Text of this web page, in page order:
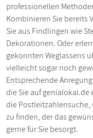
professionellen
Kombinieren Sie bereits
Sie aus Findlingen wie
Dekorationen. Oder
gekonnten Weglassens
vielleicht sogar noch
Entsprechende
die Sie auf genialokal.de
die
zu finden, der das
gerne für Sie besorgt.